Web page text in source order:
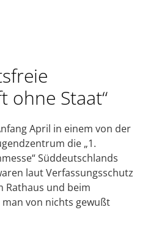
ohne Staat“
April in einem von der
die „1.
Süddeutschlands
laut Verfassungsschutz
Rathaus und beim
von nichts gewußt